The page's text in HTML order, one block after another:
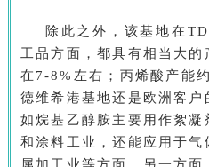
除此之外，该基地在
工品方面，都具有相当大
在7-8%左右；丙烯酸产能
德维希港基地还是欧洲客户
如烷基乙醇胺主要用作絮凝
和涂料工业，还能应用于气
属加工业等方面。另一方